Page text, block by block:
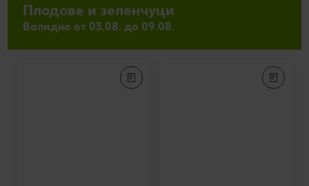
Плодове и зеленчуци
Валидно от 03.08. до 09.08.